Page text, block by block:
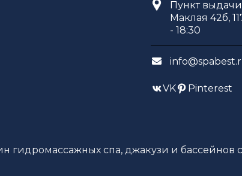
Пункт
Маклая 42б,
- 18:30
VK Pinterest
гидромассажных спа, джакузи и